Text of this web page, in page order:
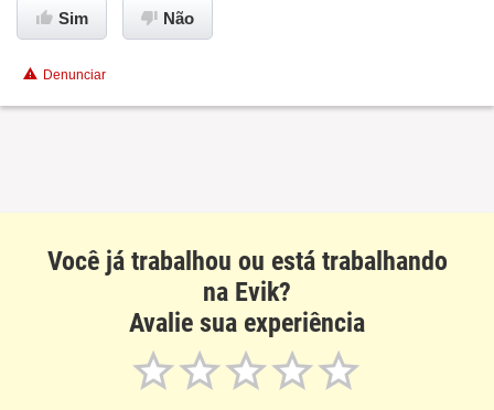
Conciliação com a vida familiar
Sim Não
Denunciar
Você já trabalhou ou está trabalhando
na Evik?
Avalie sua experiência